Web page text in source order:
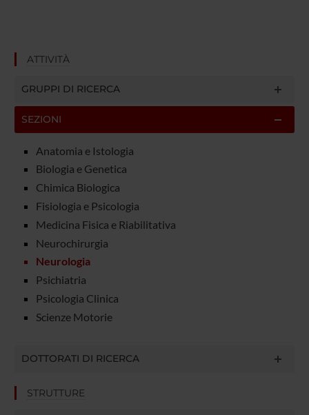
ATTIVITÀ
GRUPPI DI RICERCA
SEZIONI
Anatomia e Istologia
Biologia e Genetica
Chimica Biologica
Fisiologia e Psicologia
Medicina Fisica e Riabilitativa
Neurochirurgia
Neurologia
Psichiatria
Psicologia Clinica
Scienze Motorie
DOTTORATI DI RICERCA
STRUTTURE